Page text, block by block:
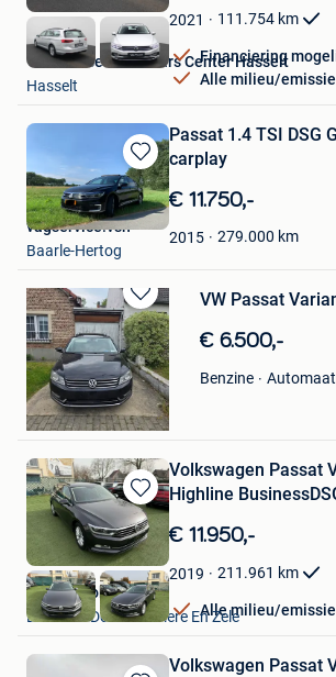
Favorieten
2021 111.754 km
Financiering
Alle milieu/
Van Mossel Used Cars Center Hasselt
Hasselt
Bewaren
in
Mijn
Favorieten
Passat 1.4 TSI DSG
carplay
€ 11.750,-
2015 279.000 km
vagservice.vsn
Baarle-Hertog
Bewaren
in
Mijn
Favorieten
VW Passat
€ 6.500,-
Benzine
Automaat
Mous Leblanc
Elsene
Bewaren
in
Mijn
Favorieten
Volkswagen Passat
Highline
€ 11.950,-
2019 211.961 km
Alle milieu/
Carcity-Lokeren Bv
Lokeren+Deel Overmere En Zele
Volkswagen Passat